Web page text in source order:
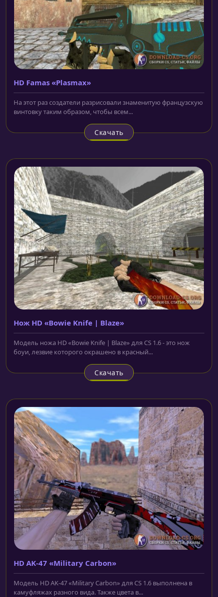
HD Famas «Plasmax»
На этот раз создатели разрисовали знаменитую французскую
винтовку таким образом, чтобы всем...
Скачать
Нож HD «Bowie Knife | Blaze»
Модель ножа HD «Bowie Knife | Blaze» для CS 1.6 - это нож
боуи, лезвие которого окрашено в красный...
Скачать
HD AK-47 «Military Carbon»
Модель HD AK-47 «Military Carbon» для CS 1.6 выполнена в
камуфляжах разного вида. Также цвета в...